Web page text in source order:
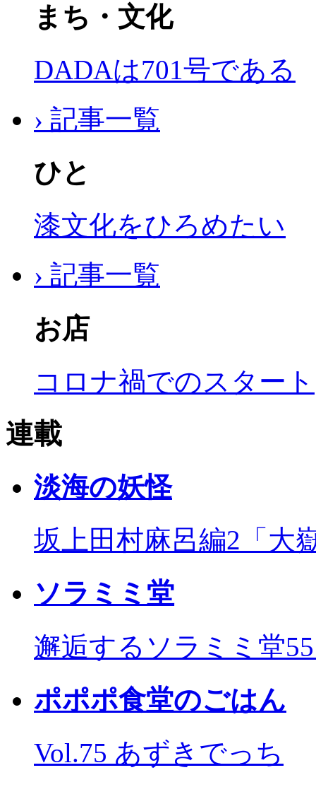
まち・文化
DADAは701号である
› 記事一覧
ひと
漆文化をひろめたい
› 記事一覧
お店
コロナ禍でのスタート
連載
淡海の妖怪
坂上田村麻呂編2「大
ソラミミ堂
邂逅するソラミミ堂
ポポポ食堂のごはん
Vol.75 あずきでっち